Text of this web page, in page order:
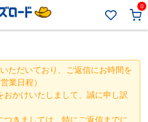
0
ただいており、ご返信にお時間を
業日程）
かけいたしまして、誠に申し訳
きましては、特にご返信までに